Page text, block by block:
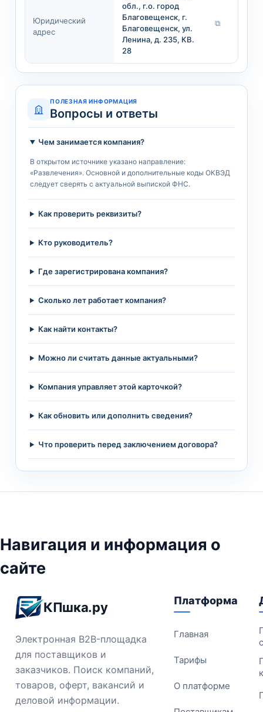
Юридический
адрес
обл., г.о. город
Благовещенск, г.
Благовещенск, ул.
Ленина, д. 235, КВ.
28
⧉
ПОЛЕЗНАЯ ИНФОРМАЦИЯ
Вопросы и ответы
Чем занимается компания?
В открытом источнике указано направление:
«Развлечения». Основной и дополнительные коды ОКВЭД
следует сверять с актуальной выпиской ФНС.
Как проверить реквизиты?
Кто руководитель?
Где зарегистрирована компания?
Сколько лет работает компания?
Как найти контакты?
Можно ли считать данные актуальными?
Компания управляет этой карточкой?
Как обновить или дополнить сведения?
Что проверить перед заключением договора?
Навигация и информация о
сайте
КПшка.ру
Электронная B2B-площадка
для поставщиков и
заказчиков. Поиск компаний,
товаров, оферт, вакансий и
деловой информации.
Платформа
Главная
Тарифы
О платформе